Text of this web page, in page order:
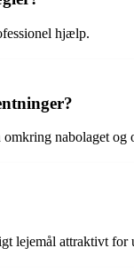
hjælp.
nabolaget og
lejemål attraktivt for